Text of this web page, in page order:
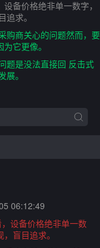
备价格绝非单一数字，
求。
购商关心的问题然而，要
它更像。
题是没法直接回 反击式
。
06:12:49
设备价格绝非单一数
盲目追求。